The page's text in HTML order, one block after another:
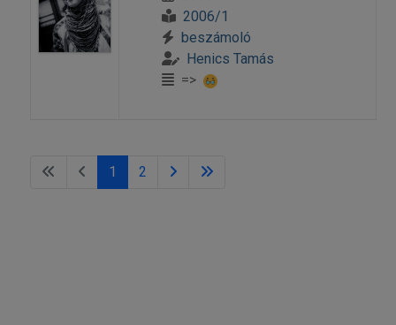
2006/1
beszámoló
Henics Tamás
=>
1 2